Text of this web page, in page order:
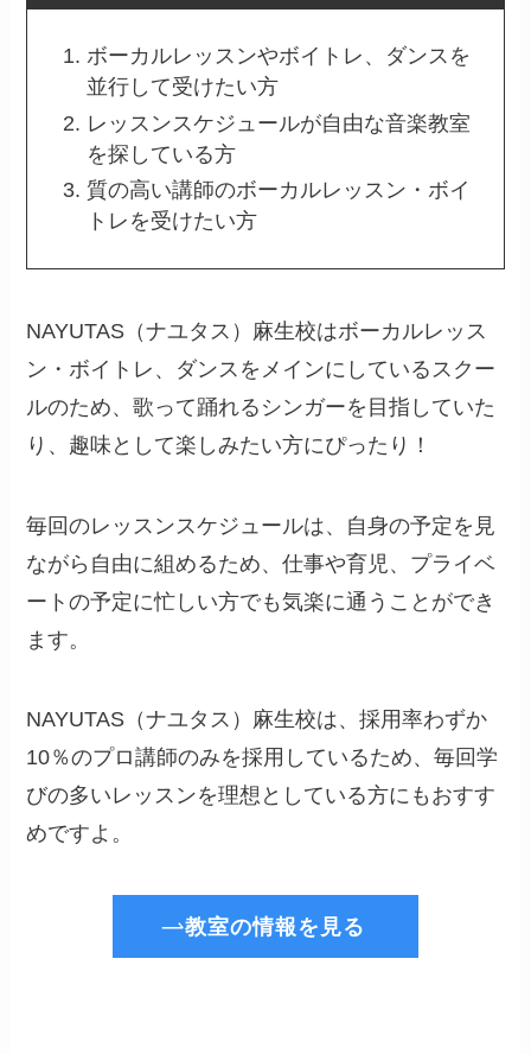
ボーカルレッスンやボイトレ、ダンスを
並行して受けたい方
レッスンスケジュールが自由な音楽教室
を探している方
質の高い講師のボーカルレッスン・ボイ
トレを受けたい方
NAYUTAS（ナユタス）麻生校はボーカルレッス
ン・ボイトレ、ダンスをメインにしているスクー
ルのため、歌って踊れるシンガーを目指していた
り、趣味として楽しみたい方にぴったり！
毎回のレッスンスケジュールは、自身の予定を見
ながら自由に組めるため、仕事や育児、プライベ
ートの予定に忙しい方でも気楽に通うことができ
ます。
NAYUTAS（ナユタス）麻生校は、採用率わずか
10％のプロ講師のみを採用しているため、毎回学
びの多いレッスンを理想としている方にもおすす
めですよ。
教室の情報を見る